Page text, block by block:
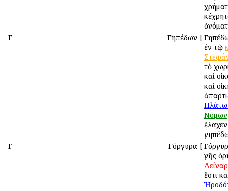
Γ
Γηπέδων [
ἐν τῷ
τὸ
καὶ
καὶ
Νόμων
Γ
Γόργυρα [
γῆς
ἔστι